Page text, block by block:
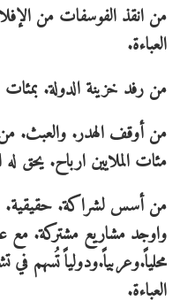
من انقذ الفوسفات من
العباءة.
من رفد خزينة الدولة. بمئات
من أوقف الهدر. والعبث.
مئات الملايين ارباح. يحق
من أسس لشراكة. حقيقية.
واوجد مشاريع مشتركة. مع
محلياً.وعربياً.ودولياً تُسهم
العباءة.